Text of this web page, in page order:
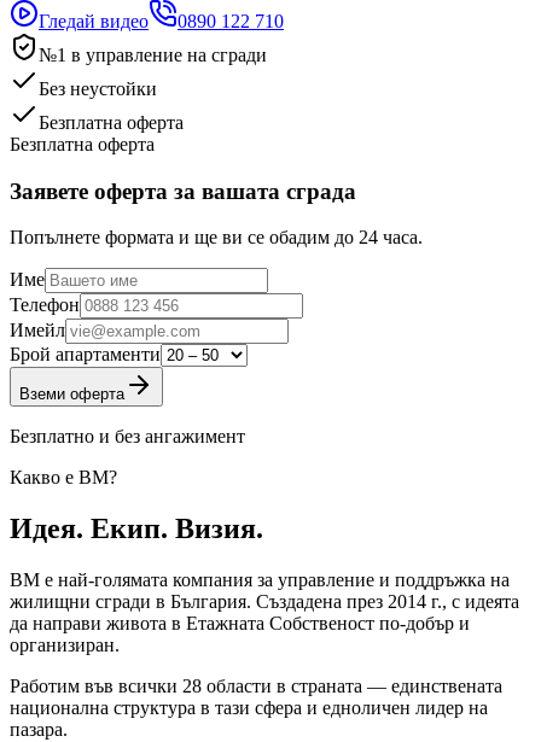
Гледай видео
0890 122 710
№1 в управление на сгради
Без неустойки
Безплатна оферта
Безплатна оферта
Заявете оферта за вашата сграда
Попълнете формата и ще ви се обадим до 24 часа.
Име
Телефон
Имейл
Брой апартаменти
Вземи оферта
Безплатно и без ангажимент
Какво е ВМ?
Идея. Екип. Визия.
ВМ е най-голямата компания за управление и поддръжка на
жилищни сгради в България. Създадена през 2014 г., с идеята
да направи живота в Етажната Собственост по-добър и
организиран.
Работим във всички 28 области в страната — единствената
национална структура в тази сфера и едноличен лидер на
пазара.